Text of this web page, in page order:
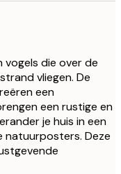
die over de
vliegen. De
een
een rustige en
je huis in een
natuurposters. Deze